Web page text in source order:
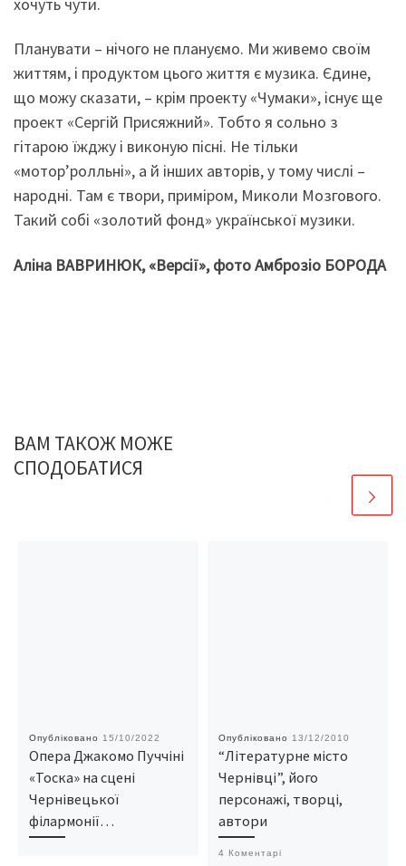
Планувати – нічого не плануємо. Ми живемо своїм
життям, і продуктом цього життя є музика. Єдине,
що можу сказати, – крім проекту «Чумаки», існує ще
проект «Сергій Присяжний». Тобто я сольно з
гітарою їжджу і виконую пісні. Не тільки
«мотор’ролльні», а й інших авторів, у тому числі –
народні. Там є твори, приміром, Миколи Мозгового.
Такий собі «золотий фонд» української музики.
Аліна ВАВРИНЮК, «Версії», фото Амброзіо БОРОДА
ВАМ ТАКОЖ МОЖЕ
СПОДОБАТИСЯ
Опубліковано 15/10/2022
Опера Джакомо Пуччіні
«Тоска» на сцені
Чернівецької
філармонії…
Опубліковано 13/12/2010
“Літературне місто
Чернівці”, його
персонажі, творці,
автори
4 Коментарі